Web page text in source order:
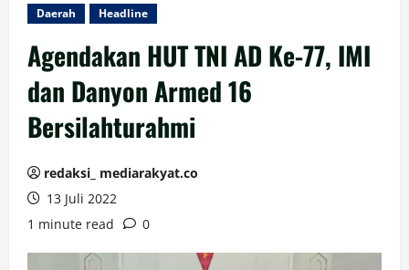
Daerah Headline
Agendakan HUT TNI AD Ke-77, IMI
dan Danyon Armed 16
Bersilahturahmi
redaksi_ mediarakyat.co
13 Juli 2022
1 minute read
0